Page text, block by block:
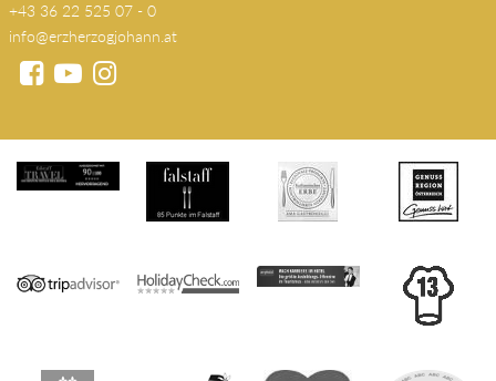
+43 36 22 525 07 - 0
info@erzherzogjohann.at